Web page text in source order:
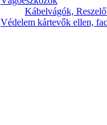
Kábelvágók,
Védelem kártevők ellen,